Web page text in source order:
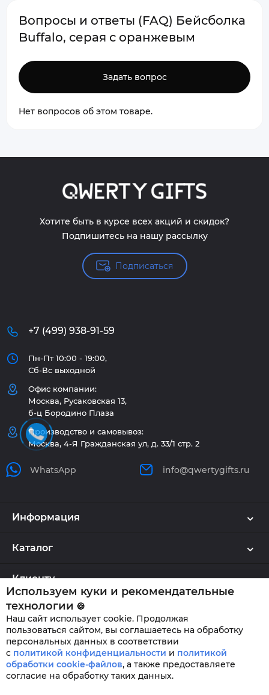
Вопросы и ответы (FAQ) Бейсболка
Buffalo, серая с оранжевым
Задать вопрос
Нет вопросов об этом товаре.
Хотите быть в курсе всех акций и скидок?
Подпишитесь на нашу рассылку
Подписаться
+7 (499) 938-91-59
Пн-Пт 10:00 - 19:00,
Сб-Вс выходной
Офис компании:
Москва, Русаковская 13,
б-ц Бородино Плаза
Производство и самовывоз:
Москва, 4-Я Гражданская ул, д. 33/1 стр. 2
WhatsApp info@qwertygifts.ru
Информация
Каталог
Клиенту
QWERTYGIFTS © 2026
Используем куки и рекомендательные
технологии 🍪
Наш сайт использует cookie. Продолжая
пользоваться сайтом, вы соглашаетесь на обработку
персональных данных в соответствии
с политикой конфиденциальности и политикой
обработки cookie-файлов, а также предоставляете
согласие на обработку таких данных.